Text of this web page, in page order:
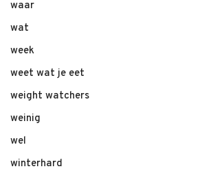
waar
wat
week
weet wat je eet
weight watchers
weinig
wel
winterhard